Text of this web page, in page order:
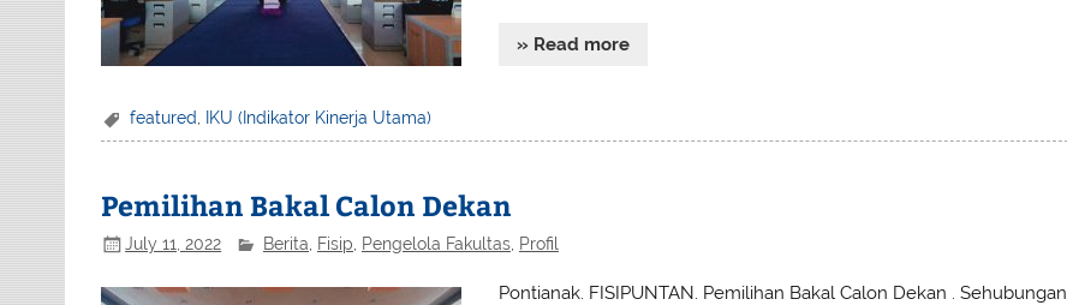
» Read more
featured IKU (Indikator Kinerja Utama)
Pemilihan Bakal Calon Dekan
July 11, 2022 Berita Fisip Pengelola Fakultas, Profil
Pontianak. FISIPUNTAN. Pemilihan Bakal Calon Dekan . Sehubungan